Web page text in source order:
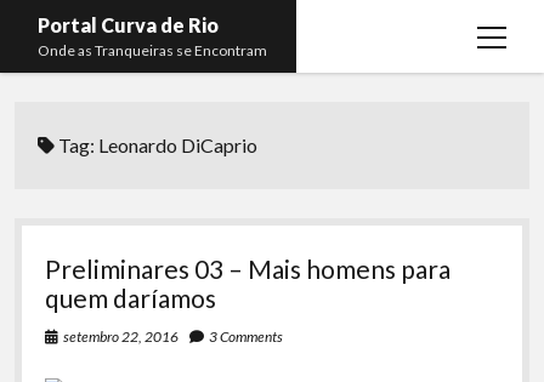
Portal Curva de Rio
Onde as Tranqueiras se Encontram
open
menu
Curva de Rio
Komos
La Siesta Podcast
Membros
Lucas Oliveira
Kaique Xavier
Tag: Leonardo DiCaprio
Preliminares 03 – Mais homens para
quem daríamos
setembro 22, 2016 3 Comments